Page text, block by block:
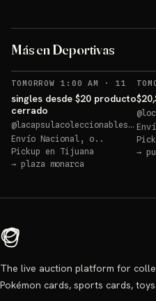
Más en Deportivas
TOMORROW 1:00 AM · 11
singles desde $20 producto
cerrado
@lacapsulacoleccionables25
Envío Nacional, o..
Pickup en Tijuana
→ plaza monarca
@
→
The live auction platform for
Pokémon cards, sports cards,